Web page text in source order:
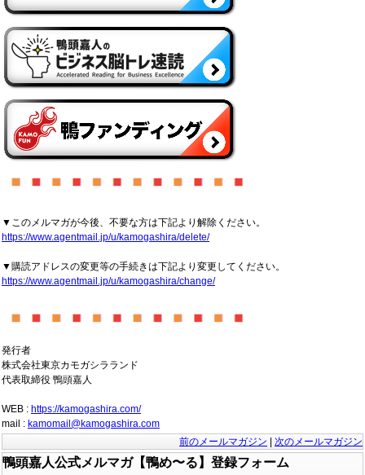
▼このメルマガが今後、不要な方は下記より解除ください。
https://www.agentmail.jp/u/kamogashira/delete/
▼購読アドレスの変更等の手続きは下記より変更してください。
https://www.agentmail.jp/u/kamogashira/change/
発行者
株式会社東京カモガシラランド
代表取締役 鴨頭嘉人
WEB : https://kamogashira.com/
mail : kamomail@kamogashira.com
前のメールマガジン
次のメールマガジン
鴨頭嘉人公式メルマガ【鴨め〜る】登録フォーム